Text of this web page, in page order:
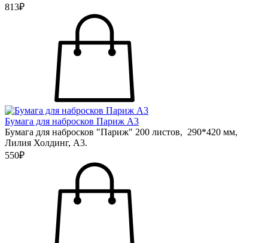
813₽
Бумага для набросков Париж А3
Бумага для набросков "Париж" 200 листов, 290*420 мм,
Лилия Холдинг, А3.
550₽